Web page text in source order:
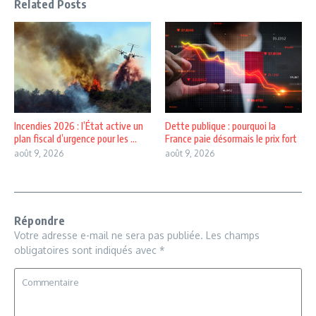
Related Posts
Incendies 2026 : l’État active un
plan fiscal d’urgence pour les ...
août 9, 2026
Dette publique : pourquoi la
France paie désormais le prix fort
août 9, 2026
Répondre
Votre adresse e-mail ne sera pas publiée. Les champs
obligatoires sont indiqués avec *